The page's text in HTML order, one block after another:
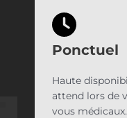
Ponctuel
Haute
attend lors de
vous médicaux.